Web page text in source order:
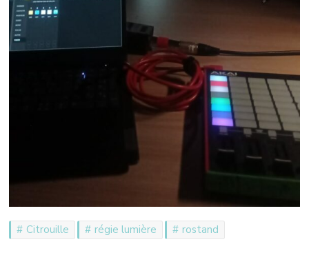
Citrouille régie lumière rostand